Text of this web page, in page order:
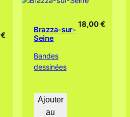
€
Brazza-sur-
Seine
Bandes
dessinées
18,00€
Ajouter
au